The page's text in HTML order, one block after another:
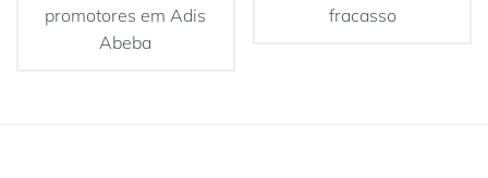
promotores em Adis
Abeba
fracasso